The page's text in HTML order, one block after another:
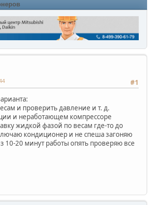
#1
и проверить давление и т. д.
и неработающем компрессоре
жидкой фазой по весам где-то до
кондиционер и не спеша загоняю
10-20 минут работы опять проверяю все